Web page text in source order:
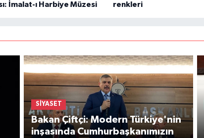
İmalat-ı Harbiye Müzesi
renkleri
SIYASET
Bakan Çiftçi: Modern Türkiye'nin
inşasında Cumhurbaşkanımızın